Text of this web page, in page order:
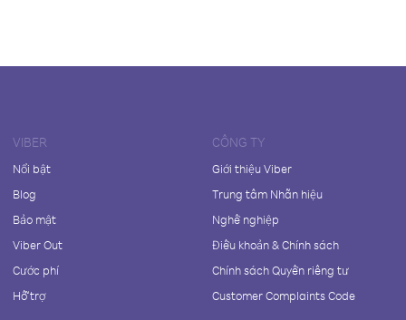
VIBER
Nổi bật
Blog
Bảo mật
Viber Out
Cước phí
Hỗ trợ
CÔNG TY
Giới thiệu Viber
Trung tâm Nhãn hiệu
Nghề nghiệp
Điều khoản & Chính sách
Chính sách Quyền riêng tư
Customer Complaints Code